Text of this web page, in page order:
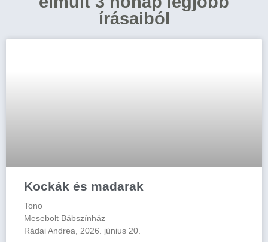
írásaiból
Kockák és madarak
Tono
Mesebolt Bábszínház
Rádai Andrea, 2026. június 20.